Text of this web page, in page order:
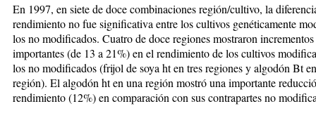
En 1997, en siete de doce combi­na­ciones región/cultivo, la
rendimiento no fue significativa en­tre los cultivos genéticamente
los no modificados. Cuatro de doce regiones mos­tra­ron incre­mentos
importantes (de 13 a 21%) en el rendimiento de los cul­tivos
los no modificados (fri­jol de soya ht en tres regiones y al­go­dón Bt
región). El algodón ht en una región mostró una impor­tan­te
rendimiento (12%) en comparación con sus contrapartes no